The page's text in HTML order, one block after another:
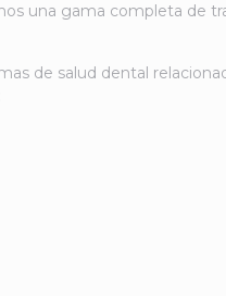
una gama completa de
de salud dental